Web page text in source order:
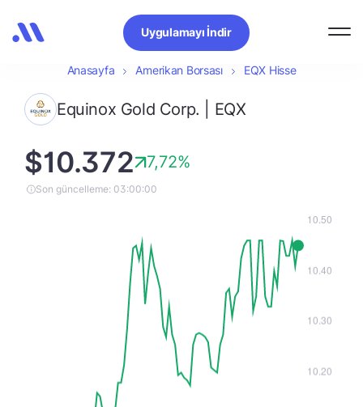
Uygulamayı İndir
Anasayfa Amerikan Borsası EQX Hisse
Equinox Gold Corp. | EQX
$10.372 7,72%
Son güncelleme: 03:00:00